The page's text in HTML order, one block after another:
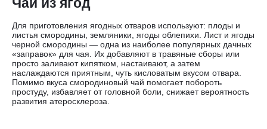
Чай из ягод
Для приготовления ягодных отваров используют: плоды и
листья смородины, земляники, ягоды облепихи. Лист и ягоды
черной смородины — одна из наиболее популярных дачных
«заправок» для чая. Их добавляют в травяные сборы или
просто заливают кипятком, настаивают, а затем
наслаждаются приятным, чуть кисловатым вкусом отвара.
Помимо вкуса смородиновый чай помогает побороть
простуду, избавляет от головной боли, снижает вероятность
развития атеросклероза.